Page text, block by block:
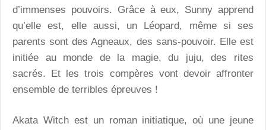
d’immenses pouvoirs. Grâce à eux, Sunny apprend
qu’elle est, elle aussi, un Léopard, même si ses
parents sont des Agneaux, des sans-pouvoir. Elle est
initiée au monde de la magie, du juju, des rites
sacrés. Et les trois compères vont devoir affronter
ensemble de terribles épreuves !
Akata Witch est un roman initiatique, où une jeune